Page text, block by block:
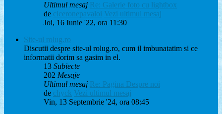
Ultimul mesaj Re: Galerie foto cu lightbox
de ciceronepavaloi Vezi ultimul mesaj
Joi, 16 Iunie '22, ora 11:30
Site-ul rolug.ro
Discutii despre site-ul rolug.ro, cum il imbunatatim si ce
informatii dorim sa gasim in el.
13 Subiecte
202 Mesaje
Ultimul mesaj Re: Pagina Despre noi
de chyck Vezi ultimul mesaj
Vin, 13 Septembrie '24, ora 08:45